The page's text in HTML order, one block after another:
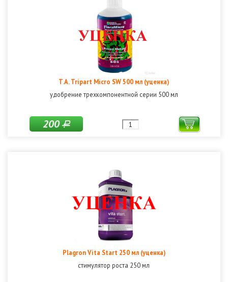
T.A. Tripart Micro SW 500 мл (уценка)
удобрение трехкомпонентной серии 500 мл
200Р
Plagron Vita Start 250 мл (уценка)
стимулятор роста 250 мл